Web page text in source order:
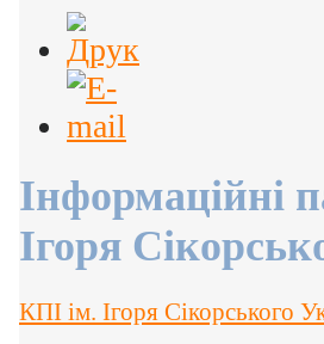
Інформаційні
Ігоря
КПІ ім. Ігоря Сікорського